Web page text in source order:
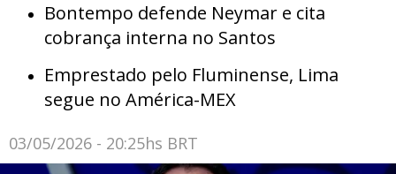
Bontempo defende Neymar e cita
cobrança interna no Santos
Emprestado pelo Fluminense, Lima
segue no América-MEX
03/05/2026 - 20:25hs BRT